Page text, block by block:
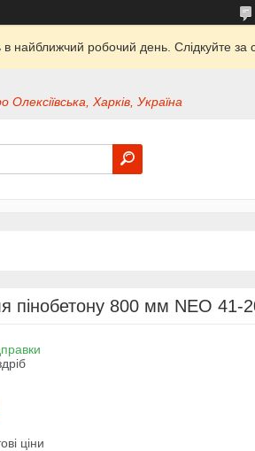
робочий день. Слідкуйте за
Харків, Україна
пінобетону 800 мм NEO 41-
ціни